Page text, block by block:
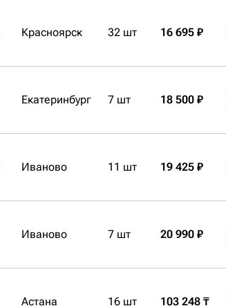
Красноярск 32 шт 16 695 ₽
Екатеринбург 7 шт 18 500 ₽
Иваново 11 шт 19 425 ₽
Иваново 7 шт 20 990 ₽
Астана 16 шт 103 248 ₸